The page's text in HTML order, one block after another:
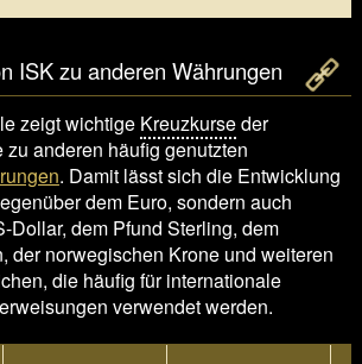
ISK zu anderen Währungen
zeigt wichtige Kreuzkurseder
anderen häufig genutzten
. Damit lässt sich die Entwicklung
dem Euro, sondern auch
Dollar, dem Pfund Sterling, dem
der norwegischen Krone und weiteren
die häufig für internationale
verwendet werden.